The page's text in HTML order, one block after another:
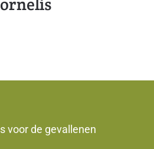
voor de gevallenen